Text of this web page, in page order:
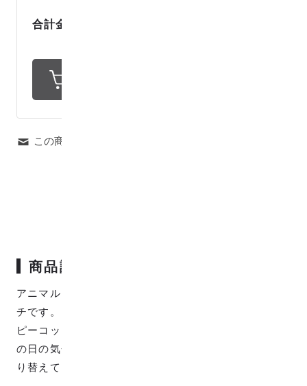
合計金額
この商品について問い合わせる
商品説明
アニマルタウン ワニ柄の「itsumo -いつも-」のハンカ
チです。
ピーコックブルーとカメリアのツートンカラーで、そ
の日の気分やコーディネートで折りたたみ方で色を切
り替えてご使用いただけます。